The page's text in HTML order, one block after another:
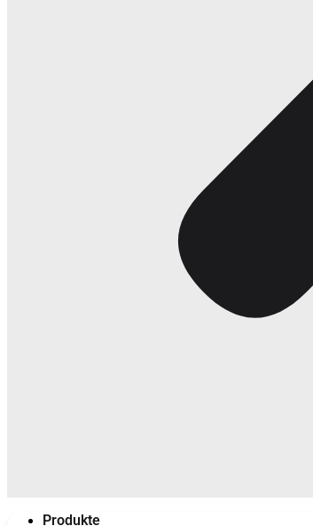
Produkte